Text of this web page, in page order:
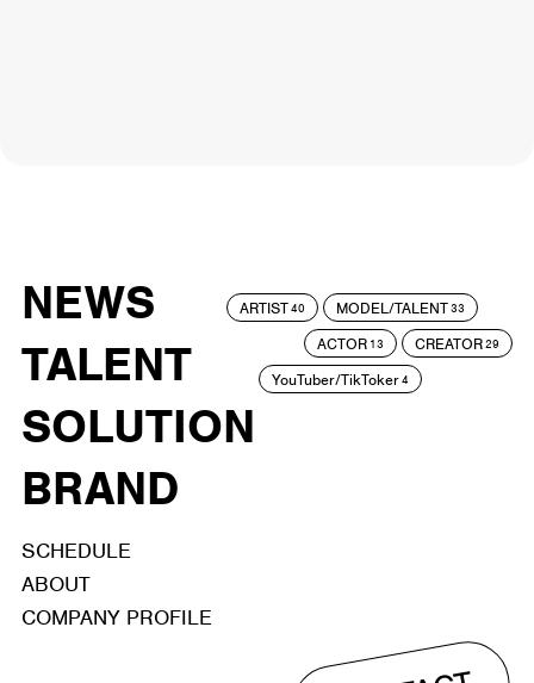
NEWS
TALENT
SOLUTION
BRAND
ARTIST40 MODEL/TALENT33
ACTOR 13 CREATOR29
YouTuber/TikToker4
SCHEDULE
ABOUT
COMPANY PROFILE